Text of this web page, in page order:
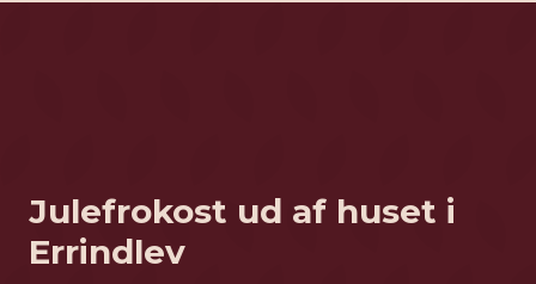
Julefrokost ud af huset i
Errindlev